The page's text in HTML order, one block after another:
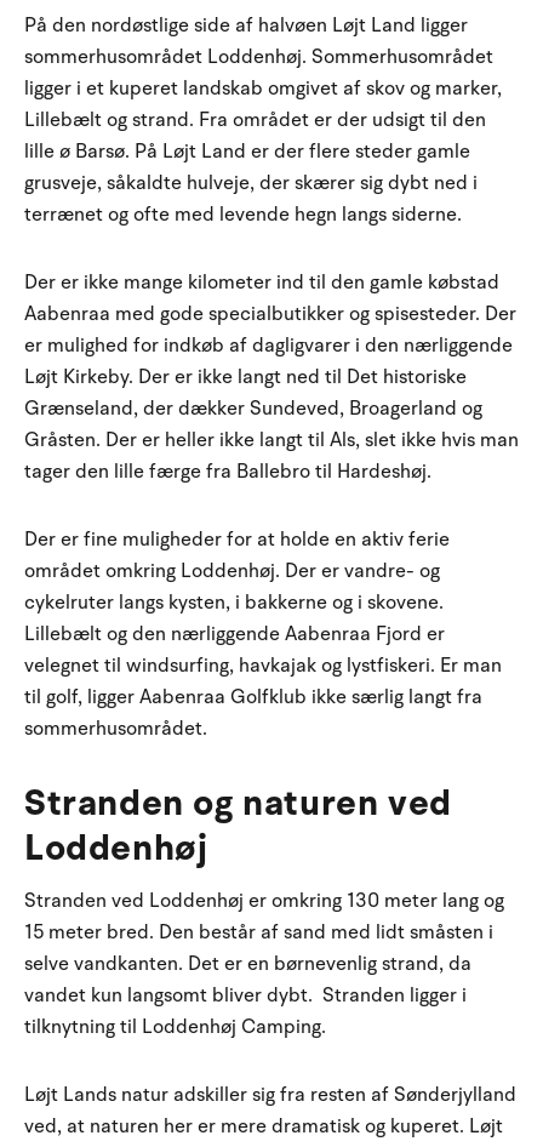
På den nordøstlige side af halvøen Løjt Land ligger
sommerhusområdet Loddenhøj. Sommerhusområdet
ligger i et kuperet landskab omgivet af skov og marker,
Lillebælt og strand. Fra området er der udsigt til den
lille ø Barsø. På Løjt Land er der flere steder gamle
grusveje, såkaldte hulveje, der skærer sig dybt ned i
terrænet og ofte med levende hegn langs siderne.
Der er ikke mange kilometer ind til den gamle købstad
Aabenraa med gode specialbutikker og spisesteder. Der
er mulighed for indkøb af dagligvarer i den nærliggende
Løjt Kirkeby. Der er ikke langt ned til Det historiske
Grænseland, der dækker Sundeved, Broagerland og
Gråsten. Der er heller ikke langt til Als, slet ikke hvis man
tager den lille færge fra Ballebro til Hardeshøj.
Der er fine muligheder for at holde en aktiv ferie
området omkring Loddenhøj. Der er vandre- og
cykelruter langs kysten, i bakkerne og i skovene.
Lillebælt og den nærliggende Aabenraa Fjord er
velegnet til windsurfing, havkajak og lystfiskeri. Er man
til golf, ligger Aabenraa Golfklub ikke særlig langt fra
sommerhusområdet.
Stranden og naturen ved
Loddenhøj
Stranden ved Loddenhøj er omkring 130 meter lang og
15 meter bred. Den består af sand med lidt småsten i
selve vandkanten. Det er en børnevenlig strand, da
vandet kun langsomt bliver dybt. Stranden ligger i
tilknytning til Loddenhøj Camping.
Løjt Lands natur adskiller sig fra resten af Sønderjylland
ved, at naturen her er mere dramatisk og kuperet. Løjt